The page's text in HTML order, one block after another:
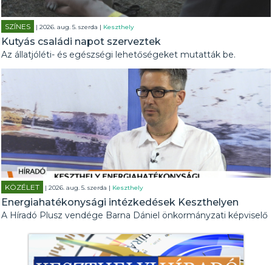
SZÍNES | 2026. aug. 5. szerda | Keszthely
Kutyás családi napot szerveztek
Az állatjóléti- és egészségi lehetőségeket mutatták be.
KÖZÉLET | 2026. aug. 5. szerda | Keszthely
Energiahatékonysági intézkedések Keszthelyen
A Híradó Plusz vendége Barna Dániel önkormányzati képviselő